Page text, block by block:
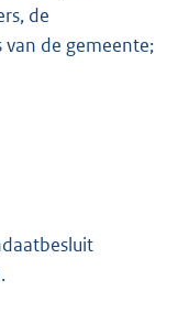
de
de gemeente;